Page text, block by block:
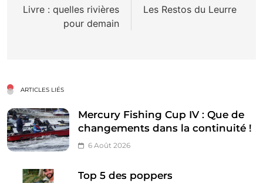
de
l’article
Livre : quelles rivières
pour demain
Les Restos du Leurre
ARTICLES LIÉS
Mercury Fishing Cup IV : Que de
changements dans la continuité !
6 Août 2026
Top 5 des poppers